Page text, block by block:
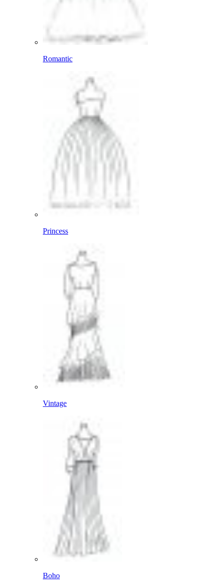
Romantic
Princess
Vintage
Boho